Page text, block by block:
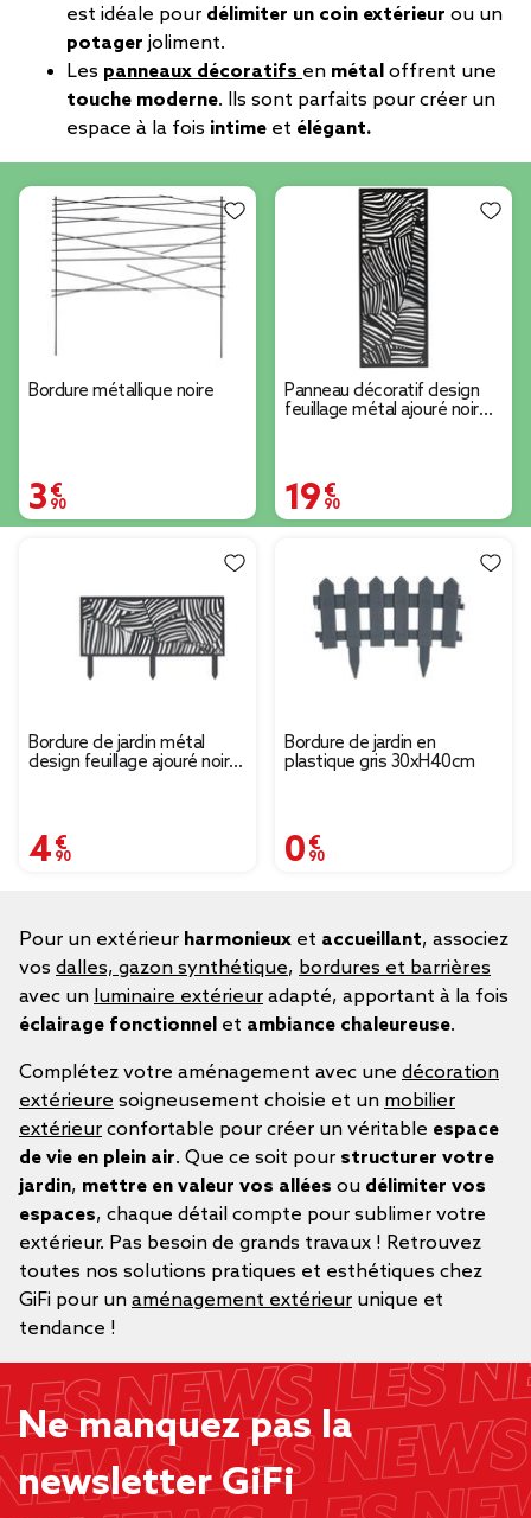
est idéale pour délimiter un coin extérieur ou un
potager joliment.
Les panneaux décoratifs en métal offrent une
touche moderne. Ils sont parfaits pour créer un
espace à la fois intime et élégant.
Bordure métallique noire
3,90 €
Panneau décoratif design
feuillage métal ajouré noir
19,90 €
Bordure de jardin métal
design feuillage ajouré noir
4,90 €
Bordure de jardin en
plastique gris 30xH40cm
0,90 €
Pour un extérieur harmonieux et accueillant, associez
vos dalles, gazon synthétique, bordures et barrières
avec un luminaire extérieur adapté, apportant à la fois
éclairage fonctionnel et ambiance chaleureuse.
Complétez votre aménagement avec une décoration
extérieure soigneusement choisie et un mobilier
extérieur confortable pour créer un véritable espace
de vie en plein air. Que ce soit pour structurer votre
jardin, mettre en valeur vos allées ou délimiter vos
espaces, chaque détail compte pour sublimer votre
extérieur. Pas besoin de grands travaux ! Retrouvez
toutes nos solutions pratiques et esthétiques chez
GiFi pour un aménagement extérieur unique et
tendance !
Ne manquez pas la
newsletter GiFi